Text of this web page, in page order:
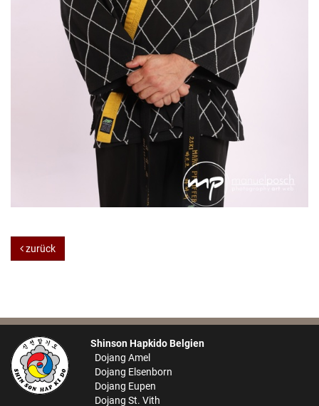
zurück
Shinson Hapkido Belgien
Dojang Amel
Dojang Elsenborn
Dojang Eupen
Dojang St. Vith